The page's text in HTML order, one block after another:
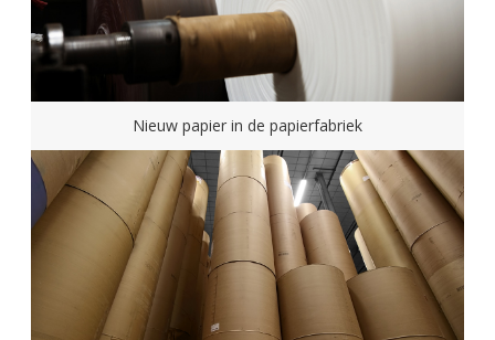
Nieuw papier in de papierfabriek